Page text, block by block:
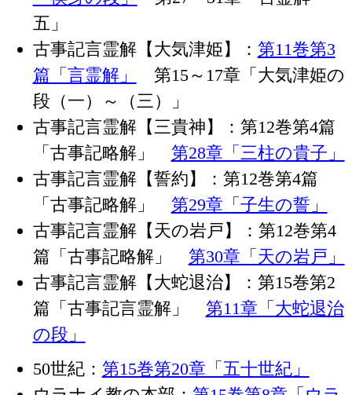
五」
古事記言霊解【大気津姫】： 第11巻第3
篇「言霊解」
第15～17章「大気津姫の
段（一）～（三）」
古事記言霊解【三貴神】：第12巻第4篇
「古事記略解」 第28章「三柱の貴子」
古事記言霊解【誓約】：第12巻第4篇
「古事記略解」 第29章「子生の誓」
古事記言霊解【天の岩戸】：第12巻第4
篇「古事記略解」 第30章「天の岩戸」
古事記言霊解【大蛇退治】：第15巻第2
篇「古事記言霊解」 第11章「大蛇退治
の段」
50世紀： 第15巻第20章「五十世紀」